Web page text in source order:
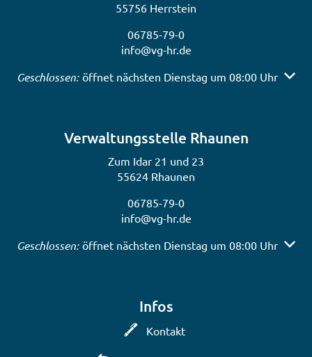
55756 Herrstein
06785-79-0
info@vg-hr.de
Klicken, um weitere Öffnungs- oder Schließzeiten
Geschlossen: öffnet nächsten Dienstag um 08:00 Uhr
Verwaltungsstelle Rhaunen
Zum Idar 21 und 23
55624 Rhaunen
06785-79-0
info@vg-hr.de
Klicken, um weitere Öffnungs- oder Schließzeiten
Geschlossen: öffnet nächsten Dienstag um 08:00 Uhr
Infos
Kontakt